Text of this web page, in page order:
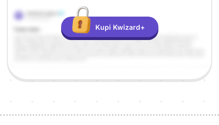
Odgovor
Objašnjenje
Kupi Kwizard+